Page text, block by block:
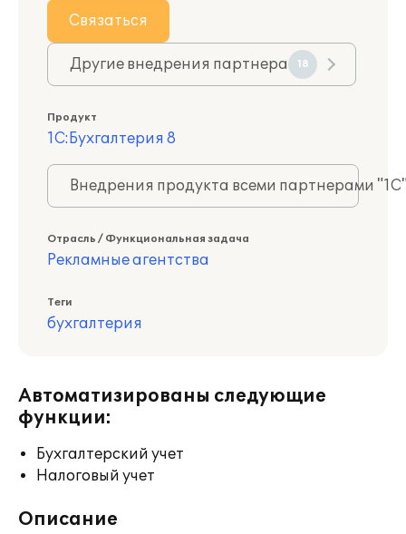
Связаться
Другие внедрения партнера 18
Продукт
1С:Бухгалтерия 8
Внедрения продукта всеми партнерами
Отрасль / Функциональная задача
Рекламные агентства
Теги
бухгалтерия
Автоматизированы следующие
функции:
Бухгалтерский учет
Налоговый учет
Описание